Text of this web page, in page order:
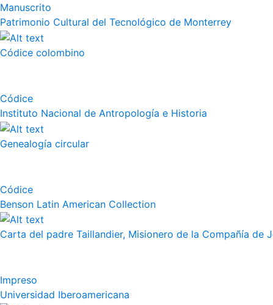
Manuscrito
Patrimonio Cultural del Tecnológico de Monterrey
Códice colombino
Códice
Instituto Nacional de Antropología e Historia
Genealogía circular
Códice
Benson Latin American Collection
Carta del padre Taillandier, Misionero de la Compañía de
Impreso
Universidad Iberoamericana